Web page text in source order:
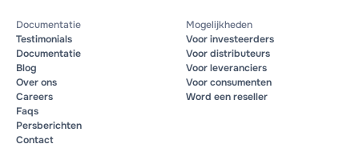
Documentatie
Testimonials
Documentatie
Blog
Over ons
Careers
Faqs
Persberichten
Contact
Mogelijkheden
Voor investeerders
Voor distributeurs
Voor leveranciers
Voor consumenten
Word een reseller